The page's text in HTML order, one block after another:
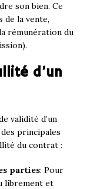
son bien. Ce
la vente,
rémunération du
d’un
validité d’un
principales
du contrat :
parties: Pour
librement et